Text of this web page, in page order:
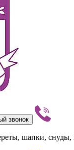
звонок
шапки, снуды,